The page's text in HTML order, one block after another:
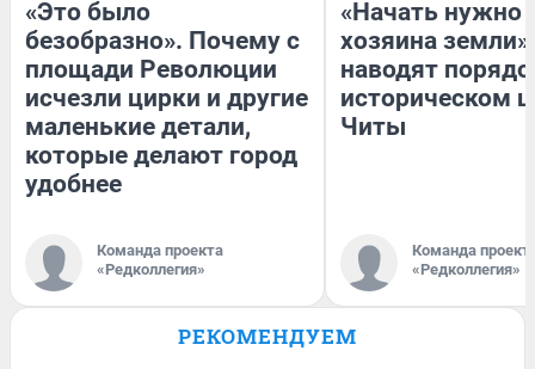
«Это было
безобразно». Почему с
площади Революции
исчезли цирки и другие
маленькие детали,
которые делают город
удобнее
Команда проекта
«Редколлегия»
«Начать нужно
хозяина
наводят
историческом
Читы
Команда
«Редколлегия»
РЕКОМЕНДУЕМ